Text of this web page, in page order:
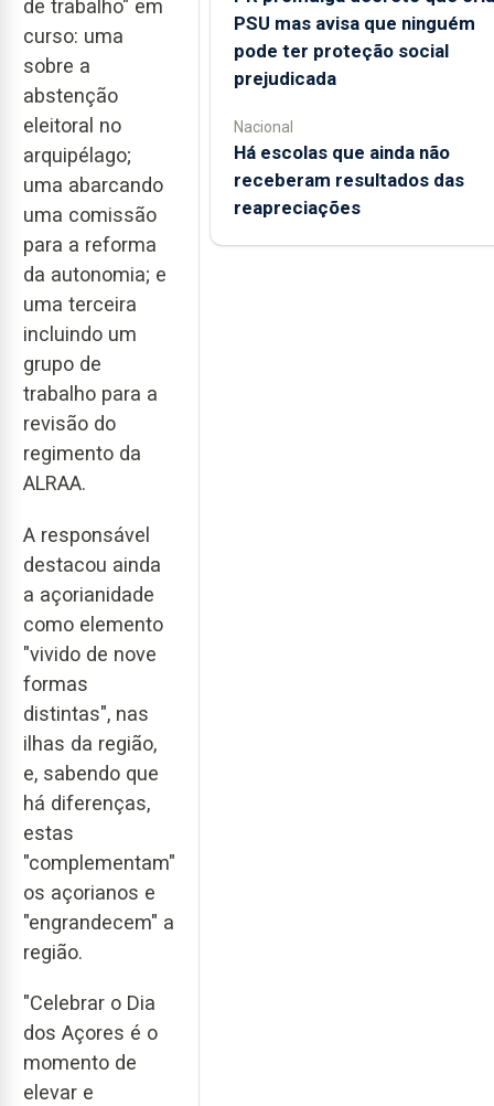
de trabalho" em
curso: uma
sobre a
abstenção
eleitoral no
arquipélago;
uma abarcando
uma comissão
para a reforma
da autonomia; e
uma terceira
incluindo um
grupo de
trabalho para a
revisão do
regimento da
ALRAA.
A responsável
destacou ainda
a açorianidade
como elemento
"vivido de nove
formas
distintas", nas
ilhas da região,
e, sabendo que
há diferenças,
estas
"complementam"
os açorianos e
"engrandecem" a
região.
"Celebrar o Dia
dos Açores é o
momento de
elevar e
PSU mas avisa que ninguém
pode ter proteção social
prejudicada
Nacional
Há escolas que ainda não
receberam resultados das
reapreciações